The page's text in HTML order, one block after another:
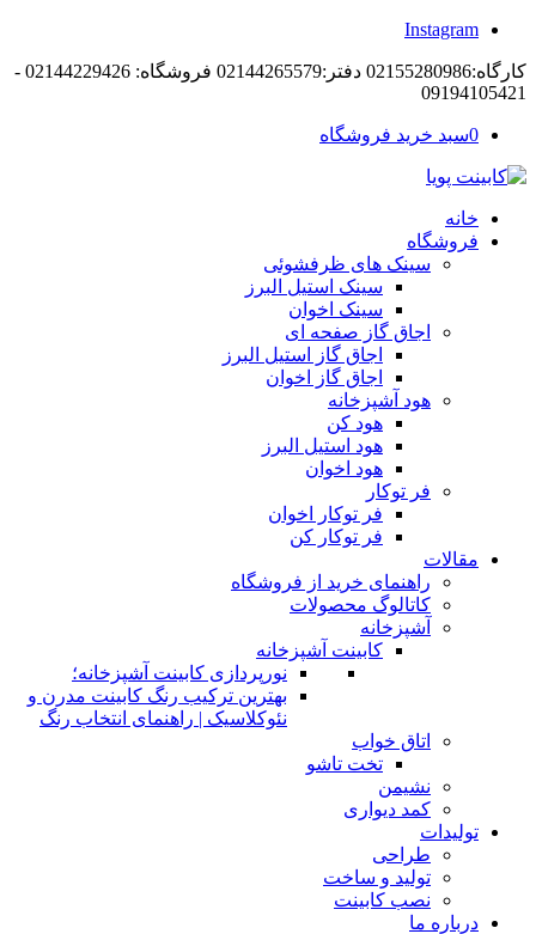
Instagram
کارگاه:02155280986 دفتر:02144265579 فروشگاه: 02144229426 -
09194105421
0سبد خرید فروشگاه
خانه
فروشگاه
سینک های ظرفشوئی
سینک استیل البرز
سینک اخوان
اجاق گاز صفحه ای
اجاق گاز استیل البرز
اجاق گاز اخوان
هود آشپزخانه
هود کن
هود استیل البرز
هود اخوان
فر توکار
فر توکار اخوان
فر توکار کن
مقالات
راهنمای خرید از فروشگاه
کاتالوگ محصولات
آشپزخانه
کابینت آشپزخانه
نورپردازی کابینت آشپزخانه؛
بهترین ترکیب رنگ کابینت مدرن و
نئوکلاسیک | راهنمای انتخاب رنگ
اتاق خواب
تخت تاشو
نشیمن
کمد دیواری
تولیدات
طراحی
تولید و ساخت
نصب کابینت
درباره ما